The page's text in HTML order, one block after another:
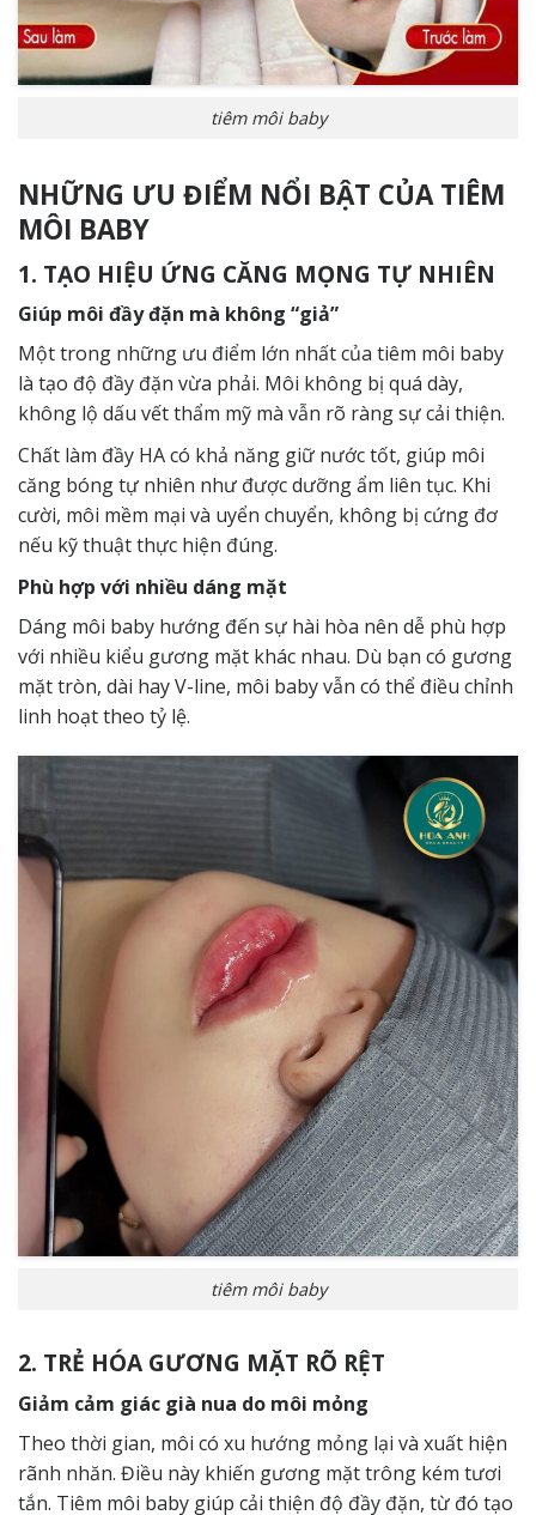
tiêm môi baby
NHỮNG ƯU ĐIỂM NỔI BẬT CỦA TIÊM
MÔI BABY
1. TẠO HIỆU ỨNG CĂNG MỌNG TỰ NHIÊN
Giúp môi đầy đặn mà không “giả”
Một trong những ưu điểm lớn nhất của tiêm môi baby
là tạo độ đầy đặn vừa phải. Môi không bị quá dày,
không lộ dấu vết thẩm mỹ mà vẫn rõ ràng sự cải thiện.
Chất làm đầy HA có khả năng giữ nước tốt, giúp môi
căng bóng tự nhiên như được dưỡng ẩm liên tục. Khi
cười, môi mềm mại và uyển chuyển, không bị cứng đơ
nếu kỹ thuật thực hiện đúng.
Phù hợp với nhiều dáng mặt
Dáng môi baby hướng đến sự hài hòa nên dễ phù hợp
với nhiều kiểu gương mặt khác nhau. Dù bạn có gương
mặt tròn, dài hay V-line, môi baby vẫn có thể điều chỉnh
linh hoạt theo tỷ lệ.
tiêm môi baby
2. TRẺ HÓA GƯƠNG MẶT RÕ RỆT
Giảm cảm giác già nua do môi mỏng
Theo thời gian, môi có xu hướng mỏng lại và xuất hiện
rãnh nhăn. Điều này khiến gương mặt trông kém tươi
tắn. Tiêm môi baby giúp cải thiện độ đầy đặn, từ đó tạo